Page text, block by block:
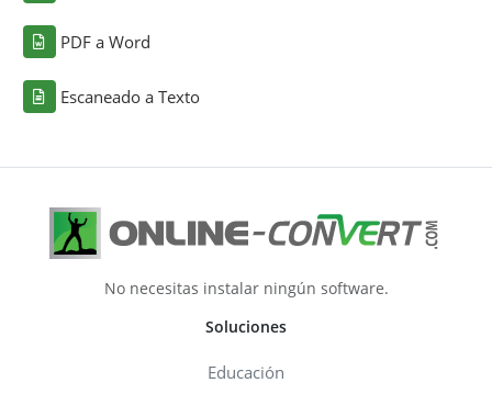
PDF a Word
Escaneado a Texto
No necesitas instalar ningún software.
Soluciones
Educación